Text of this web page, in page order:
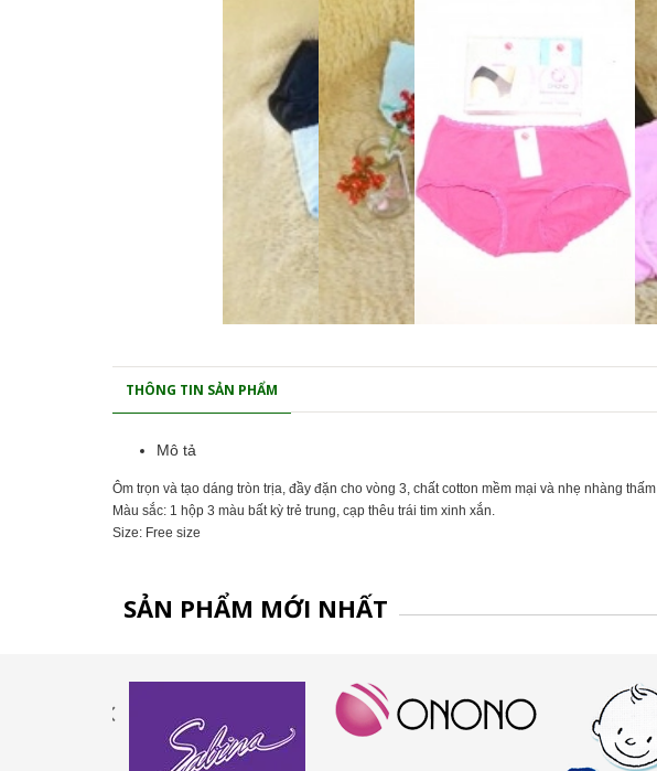
THÔNG TIN SẢN PHẨM
Mô tả
Ôm trọn và tạo dáng tròn trịa, đầy đặn cho vòng 3, chất cotton mềm mại và nhẹ nhàng
Màu sắc: 1 hộp 3 màu bất kỳ trẻ trung, cạp thêu trái tim xinh xắn.
Size: Free size
SẢN PHẨM MỚI NHẤT